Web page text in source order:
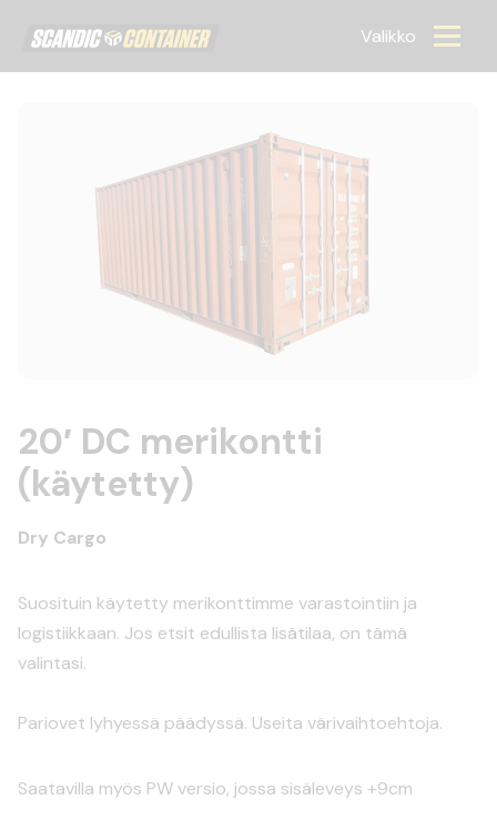
Scandic container
Valikko
20′ DC merikontti
(käytetty)
Dry Cargo
Suosituin käytetty merikonttimme varastointiin ja
logistiikkaan. Jos etsit edullista lisätilaa, on tämä
valintasi.
Pariovet lyhyessä päädyssä. Useita värivaihtoehtoja.
Saatavilla myös PW versio, jossa sisäleveys +9cm